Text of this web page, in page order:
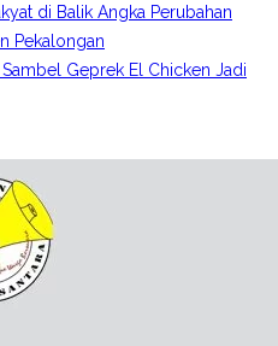
di Balik Angka Perubahan
Pekalongan
Geprek El Chicken Jadi